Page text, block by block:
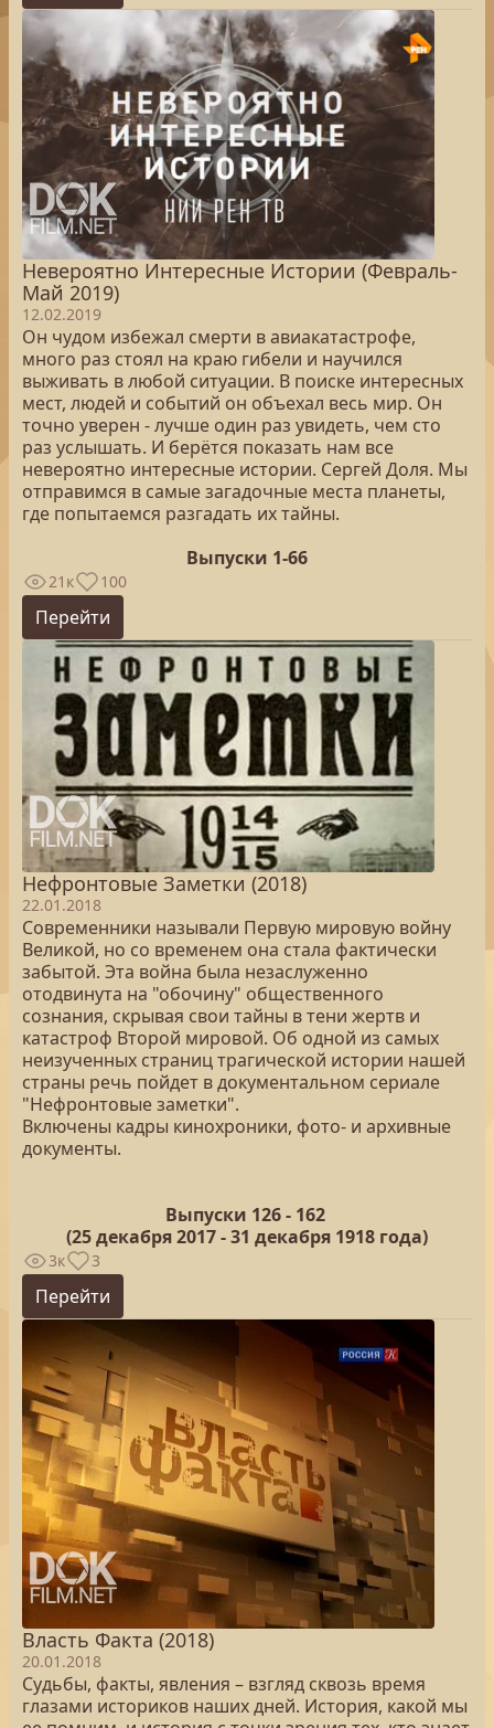
Невероятно Интересные Истории (Февраль-
Май 2019)
12.02.2019
Он чудом избежал смерти в авиакатастрофе,
много раз стоял на краю гибели и научился
выживать в любой ситуации. В поиске интересных
мест, людей и событий он объехал весь мир. Он
точно уверен - лучше один раз увидеть, чем сто
раз услышать. И берётся показать нам все
невероятно интересные истории. Сергей Доля. Мы
отправимся в самые загадочные места планеты,
где попытаемся разгадать их тайны.
Выпуски 1-66
21к 100
Перейти
Нефронтовые Заметки (2018)
22.01.2018
Современники называли Первую мировую войну
Великой, но со временем она стала фактически
забытой. Эта война была незаслуженно
отодвинута на "обочину" общественного
сознания, скрывая свои тайны в тени жертв и
катастроф Второй мировой. Об одной из самых
неизученных страниц трагической истории нашей
страны речь пойдет в документальном сериале
"Нефронтовые заметки".
Включены кадры кинохроники, фото- и архивные
документы.
Выпуски 126 - 162
(25декабря 2017 - 31 декабря 1918 года)
3к 3
Перейти
Власть Факта (2018)
20.01.2018
Судьбы, факты, явления – взгляд сквозь время
глазами историков наших дней. История, какой мы